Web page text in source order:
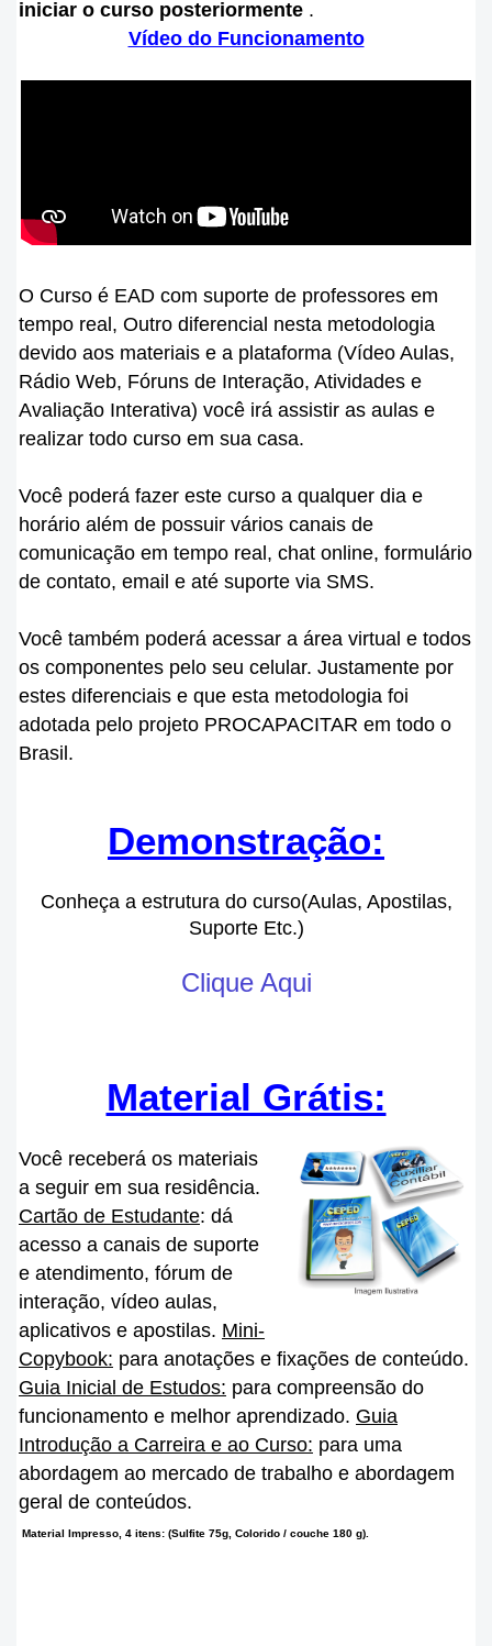
iniciar o curso posteriormente .
Vídeo do Funcionamento
O Curso é EAD com suporte de professores em
tempo real, Outro diferencial nesta metodologia
devido aos materiais e a plataforma (Vídeo Aulas,
Rádio Web, Fóruns de Interação, Atividades e
Avaliação Interativa) você irá assistir as aulas e
realizar todo curso em sua casa.
Você poderá fazer este curso a qualquer dia e
horário além de possuir vários canais de
comunicação em tempo real, chat online, formulário
de contato, email e até suporte via SMS.
Você também poderá acessar a área virtual e todos
os componentes pelo seu celular. Justamente por
estes diferenciais e que esta metodologia foi
adotada pelo projeto PROCAPACITAR em todo o
Brasil.
Demonstração:
Conheça a estrutura do curso(Aulas, Apostilas,
Suporte Etc.)
Clique Aqui
Material Grátis:
Você receberá os materiais
a seguir em sua residência.
Cartão de Estudante: dá
acesso a canais de suporte
e atendimento, fórum de
interação, vídeo aulas,
aplicativos e apostilas. Mini-
Copybook: para anotações e fixações de conteúdo.
Guia Inicial de Estudos: para compreensão do
funcionamento e melhor aprendizado. Guia
Introdução a Carreira e ao Curso: para uma
abordagem ao mercado de trabalho e abordagem
geral de conteúdos.
Material Impresso, 4 itens: (Sulfite 75g, Colorido / couche 180 g).